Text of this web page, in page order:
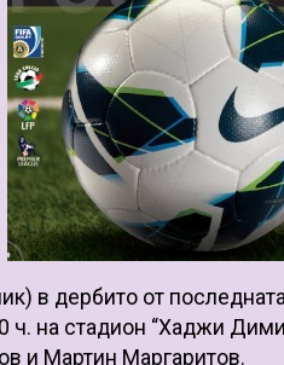
в дербито от
ч. на стадион “Хаджи
и Мартин Маргаритов.